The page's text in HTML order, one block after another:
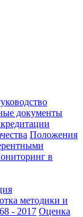
документы
Положения
в
методики и
- 2017 Оценка